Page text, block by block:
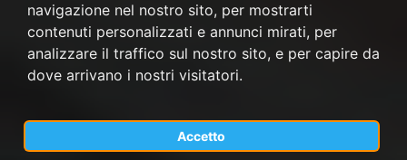
navigazione nel nostro sito, per mostrarti
contenuti personalizzati e annunci mirati, per
analizzare il traffico sul nostro sito, e per capire da
dove arrivano i nostri visitatori.
Accetto